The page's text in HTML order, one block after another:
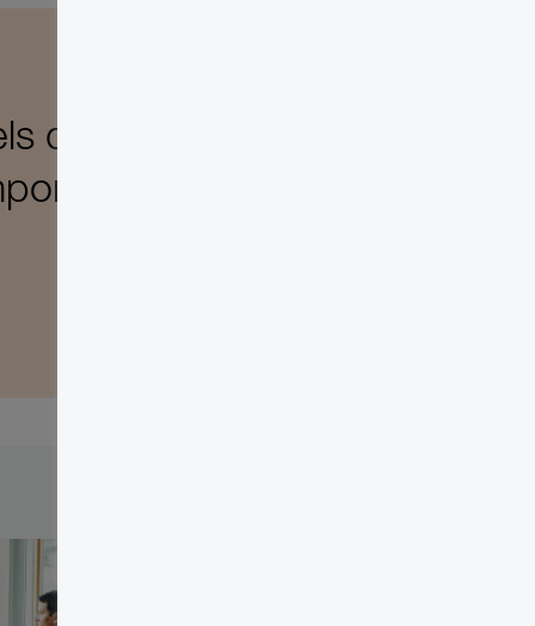
de la résolution
de nos